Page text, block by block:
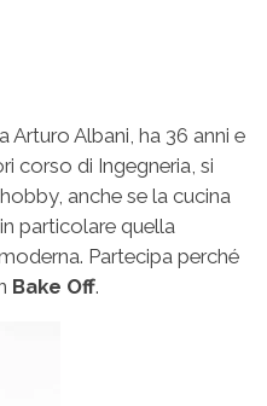
Arturo Albani, ha 36 anni e
corso di Ingegneria, si
anche se la cucina
particolare quella
Partecipa perché
Bake Off.